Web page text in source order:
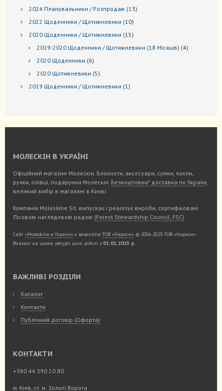
2024 Планувальники / Розпродаж 1313
2022 Щоденники / Щотижневики 1010
2020 Щоденники / Щотижневики 1515
2019-2020 Щоденники / Щотижневики (18 Місяців) 44
2020 Щоденники 66
2020 Щотижневики 55
2019 Щоденники / Щотижневики 1 1
МОЛЕСКІН В УКРАЇНІ
Офіційний магазин Молескін. Блокноти, аксесуари, сумки, чохли,
ручки, олівці, подарунки Молескін. Безкоштовна* доставка по Україні
великий вибір в магазині в Києві.
Компанія Moleskine Srl. випускає і реалізує вироби, сертифіковані
Лісовою наглядовою радою (Forest Stewardship Council, FSC)
Сайт «Moleskine в Україні» є власністю ТОВ «Нариси». © 2006-2025 ТОВ «Нариси».
Вказані на цьому ресурсі ціни дійсні з 01.01.2025 р.
ВАЖЛИВІ РОЗДІЛИ
Каталог
Контакти
Публічний договір (Оферта)
КОНТАКТИ
+380 44 390 20 80
м. Київ, ст. м. Золоті Ворота